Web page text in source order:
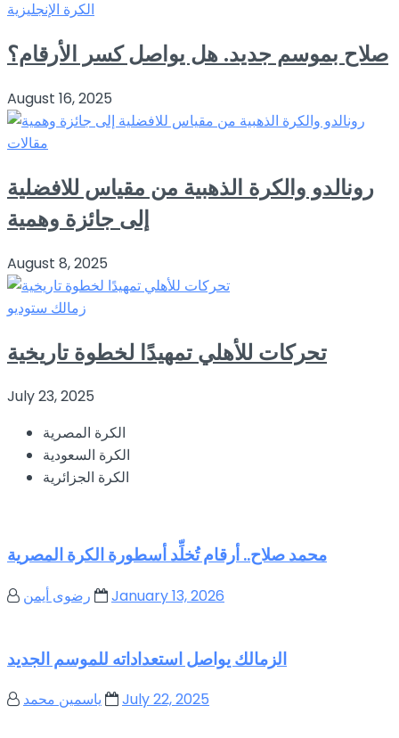
الكرة الإنجليزية
صلاح بموسم جديد. هل يواصل كسر الأرقام؟
August 16, 2025
مقالات
رونالدو والكرة الذهبية من مقياس للافضلية
إلى جائزة وهمية
August 8, 2025
زمالك ستوديو
تحركات للأهلي تمهيدًا لخطوة تاريخية
July 23, 2025
الكرة المصرية
الكرة السعودية
الكرة الجزائرية
محمد صلاح.. أرقام تُخلِّد أسطورة الكرة المصرية
رضوى أيمن January 13, 2026
الزمالك يواصل استعداداته للموسم الجديد
ياسمين محمد July 22, 2025